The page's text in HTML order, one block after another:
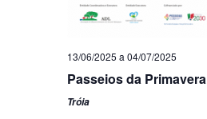
13/06/2025 a 04/07/2025
Passeios da Primavera
Tróia